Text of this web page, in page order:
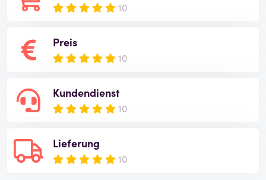
10
Preis
10
Kundendienst
10
Lieferung
10